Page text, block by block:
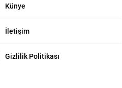
Künye
İletişim
Gizlilik Politikası